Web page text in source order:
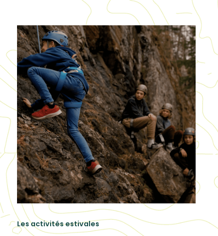
Les activités estivales